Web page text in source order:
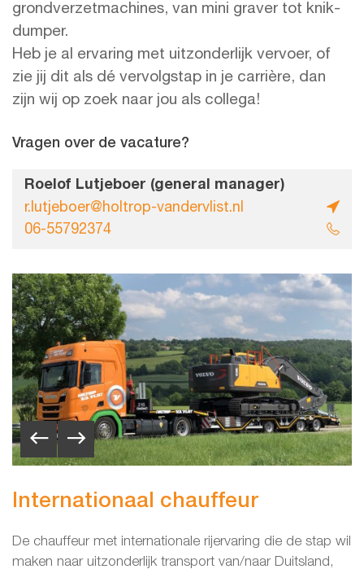
grondverzetmachines, van mini graver tot knik-
dumper.
Heb je al ervaring met uitzonderlijk vervoer, of
zie jij dit als dé vervolgstap in je carrière, dan
zijn wij op zoek naar jou als collega!
Vragen over de vacature?
Roelof Lutjeboer (general manager)
r.lutjeboer@holtrop-vandervlist.nl
06-55792374
Internationaal chauffeur
De chauffeur met internationale rijervaring die de stap wil
maken naar uitzonderlijk transport van/naar Duitsland,